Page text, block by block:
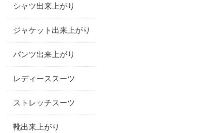
シャツ出来上がり
ジャケット出来上がり
パンツ出来上がり
レディーススーツ
ストレッチスーツ
靴出来上がり